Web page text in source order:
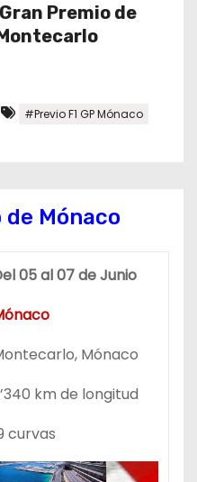
Premio de
#Previo F1 GP Mónaco
Mónaco
05 al 07 de Junio
Mónaco
km de longitud
curvas